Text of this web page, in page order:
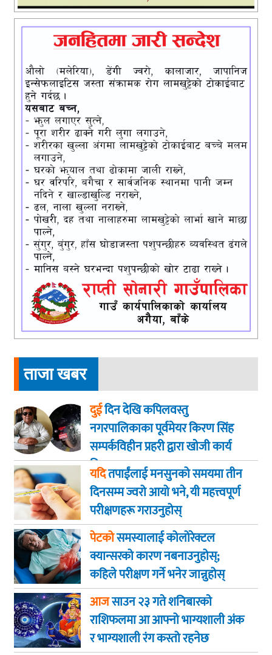
ताजा खबर
दुईदिन देखि कपिलवस्तु
नगरपालिकाका पूर्वमेयर किरण सिंह
सम्पर्कविहीन प्रहरी द्वारा खाेजी कार्य
तिब्रता
यदितपाईंलाई मनसुनको समयमा तीन
दिनसम्म ज्वरो आयो भने, यी महत्त्वपूर्ण
परीक्षणहरू गराउनुहोस्
पेटकोसमस्यालाई कोलोरेक्टल
क्यान्सरको कारण नबनाउनुहोस्;
कहिले परीक्षण गर्ने भनेर जान्नुहोस्
आजसाउन २३ गते शनिबारकाे
राशिफलमा आ आफ्नो भाग्यशाली अंक
र भाग्यशाली रंग कस्तो रहनेछ